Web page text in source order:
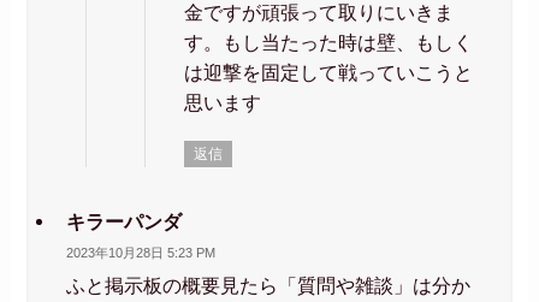
金ですが頑張って取りにいきま
す。もし当たった時は壁、もしく
は迎撃を固定して戦っていこうと
思います
返信
キラーパンダ
2023年10月28日 5:23 PM
ふと掲示板の概要見たら「質問や雑談」は分か